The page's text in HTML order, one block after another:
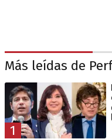
Más leídas de
1